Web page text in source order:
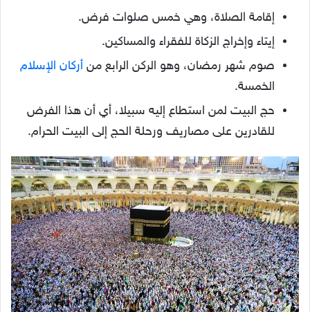
إقامة الصلاة، وهي خمس صلوات فرض.
إيتاء وإخراج الزكاة للفقراء والمساكين.
صوم شهر رمضان، وهو الركن الرابع من أركان الإسلام
الخمسة.
حج البيت لمن استطاع إليه سبيلا، أي أن هذا الفرض
للقادرين على مصاريف ورحلة الحج إلى البيت الحرام.